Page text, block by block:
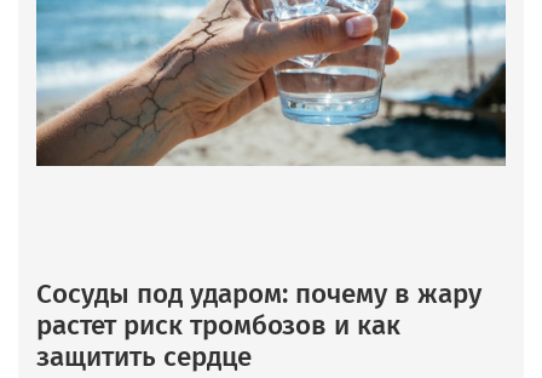
Сосуды под ударом: почему в жару
растет риск тромбозов и как
защитить сердце